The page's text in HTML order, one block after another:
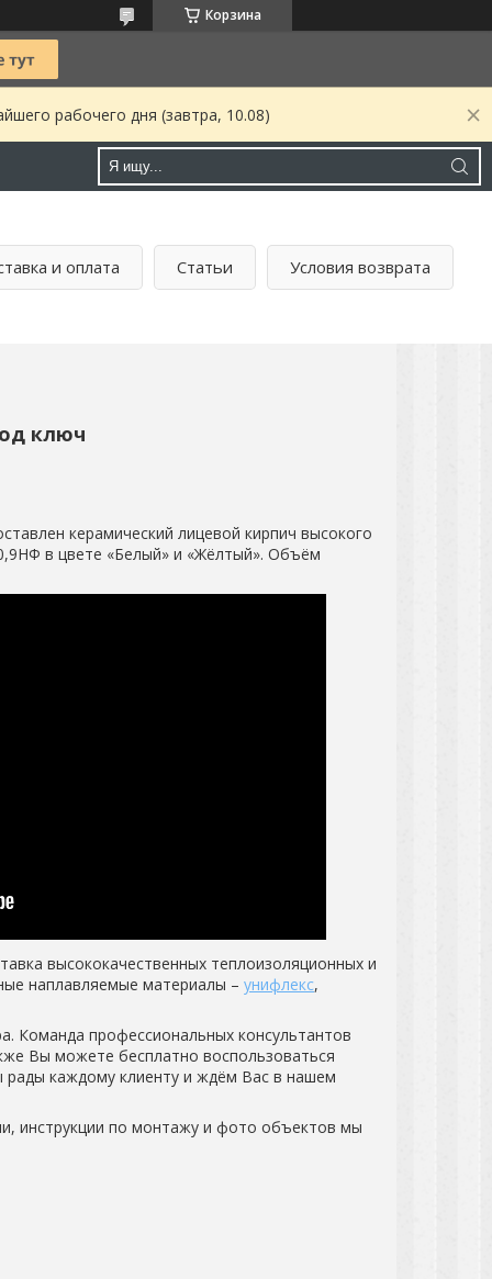
Корзина
рабочего дня (завтра, 10.08)
и оплата Статьи Условия возврата
ключ
керамический лицевой кирпич высокого
в цвете «Белый» и «Жёлтый». Объём
высококачественных теплоизоляционных и
наплавляемые материалы – унифлекс,
Команда профессиональных консультантов
Вы можете бесплатно воспользоваться
каждому клиенту и ждём Вас в нашем
инструкции по монтажу и фото объектов мы